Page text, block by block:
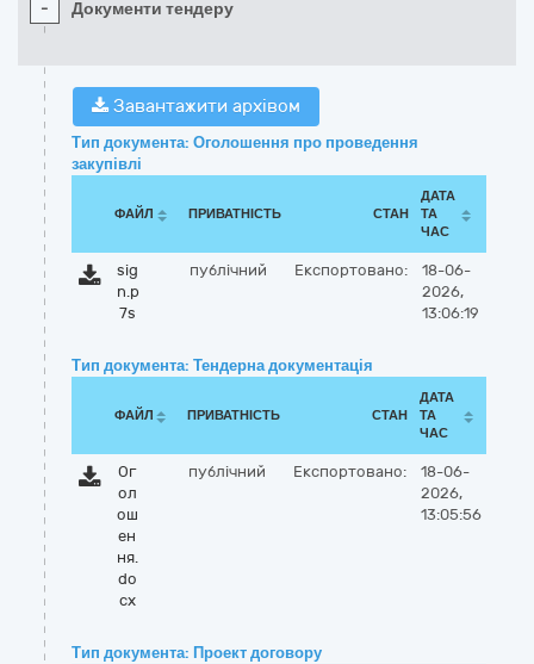
- Документи тендеру
Завантажити архівом
Тип документа: Оголошення про проведення
закупівлі
ФАЙЛ ПРИВАТНІСТЬ СТАН
ДАТА
ТА
ЧАС
sig
n.p
7s
публічний Експортовано:
18-06-
2026,
13:06:19
Тип документа: Тендерна документація
ФАЙЛ ПРИВАТНІСТЬ СТАН
ДАТА
ТА
ЧАС
Ог
ол
ош
ен
ня.
do
cx
публічний Експортовано:
18-06-
2026,
13:05:56
Тип документа: Проект договору